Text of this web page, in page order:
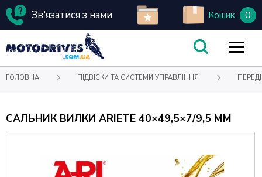
Зв'язатися з нами Кошик 0
ГОЛОВНА ПІДВІСКИ ТА СИСТЕМИ УПРАВЛІННЯ
САЛЬНИК ВИЛКИ ARIETE 40×49,5×7/9,5 ММ